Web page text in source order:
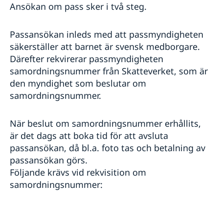
Ansökan om pass sker i två steg.
Passansökan inleds med att passmyndigheten
säkerställer att barnet är svensk medborgare.
Därefter rekvirerar passmyndigheten
samordningsnummer från Skatteverket, som är
den myndighet som beslutar om
samordningsnummer.
När beslut om samordningsnummer erhållits,
är det dags att boka tid för att avsluta
passansökan, då bl.a. foto tas och betalning av
passansökan görs.
Följande krävs vid rekvisition om
samordningsnummer: